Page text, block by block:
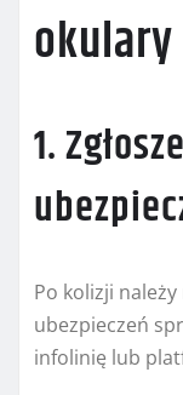
okulary
1.
Po kolizji należy
ubezpieczeń
infolinię lub